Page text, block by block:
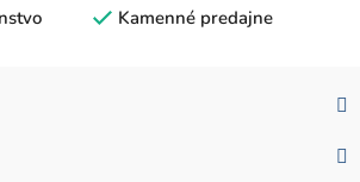
Kamenné predajne